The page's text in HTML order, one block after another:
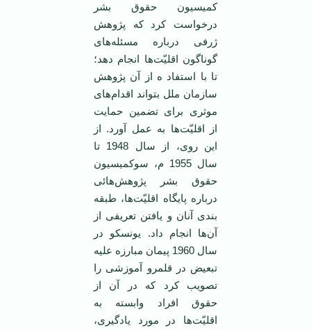
کمیسیون حقوق بشر
درخواست کرد که پژوهش
ژرفی درباره مسئله‌های
گوناگون اقلیّت‌ها انجام دهد؛
تا با استفاد ه از آن پژوهش
سازمان ملل بتواند اقدام‌های
موثری برای تضمین حمایت
از اقلیّت‌ها به عمل آورد. از
این روی، از سال 1948 تا
سال 1955 م، سوکمیسیون
حقوق بشر پژوهش‌هائی
درباره پایگاه اقلیّت‌ها، طبقه
بندی آنان و یافتن تعریفی از
آن‌ها انجام داد. یونسکو در
سال 1960 پیمان مبارزه علیه
تبعیض در قلمرو آموزشی را
تصویب کرد که در آن از
حقوق افراد وابسته به
اقلیّت‌ها در مورد یادگیری،